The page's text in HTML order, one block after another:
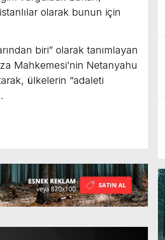
olarak bunun için
biri” olarak tanımlayan
Mahkemesi’nin Netanyahu
ülkelerin “adaleti